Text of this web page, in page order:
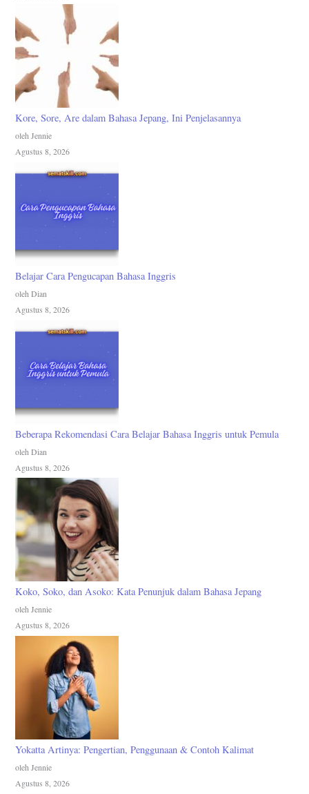
Kore, Sore, Are dalam Bahasa Jepang, Ini Penjelasannya
oleh Jennie
Agustus 8, 2026
Belajar Cara Pengucapan Bahasa Inggris
oleh Dian
Agustus 8, 2026
Beberapa Rekomendasi Cara Belajar Bahasa Inggris untuk Pemula
oleh Dian
Agustus 8, 2026
Koko, Soko, dan Asoko: Kata Penunjuk dalam Bahasa Jepang
oleh Jennie
Agustus 8, 2026
Yokatta Artinya: Pengertian, Penggunaan & Contoh Kalimat
oleh Jennie
Agustus 8, 2026